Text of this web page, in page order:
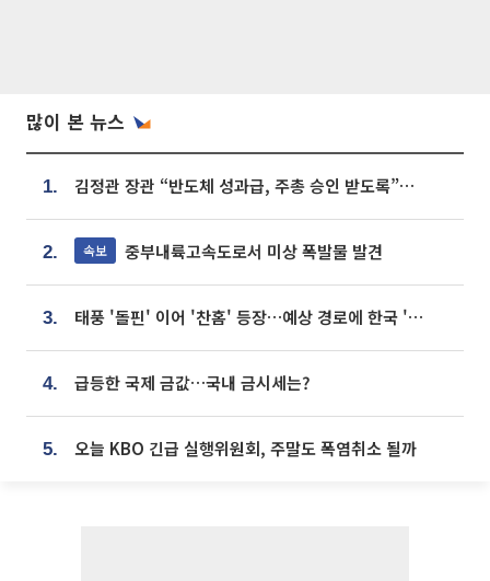
많이 본 뉴스
1. 김정관 장관 “반도체 성과급, 주총 승인 받도록”…상법·자본시장법 개정 시사
2. 속보 중부내륙고속도로서 미상 폭발물 발견
3. 태풍 '돌핀' 이어 '찬홈' 등장…예상 경로에 한국 '한숨'
4. 급등한 국제 금값…국내 금시세는?
5. 오늘 KBO 긴급 실행위원회, 주말도 폭염취소 될까